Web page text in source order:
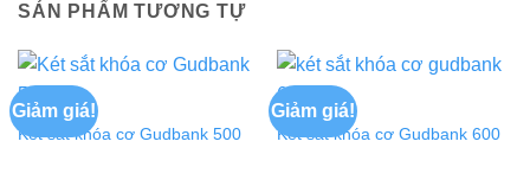
SẢN PHẨM TƯƠNG TỰ
Giảm giá!
Két sắt khóa cơ Gudbank 500
Giảm giá!
Két sắt khóa cơ Gudbank 600